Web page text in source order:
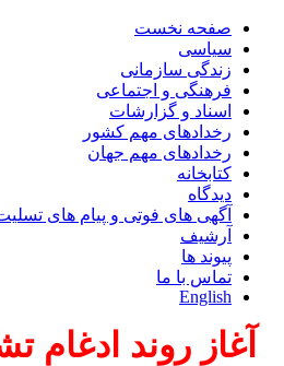
صفحه نخست
سیاسی
زندگی سازمانی
فرهنگی و اجتماعی
اسناد و گزارشات
رخدادهای مهم کشور
رخدادهای مهم جهان
کتابخانه
دیدگاه
آگهی های فوتی و پیام های
آرشیف
پیوند ها
تماس با ما
English
آغاز روند